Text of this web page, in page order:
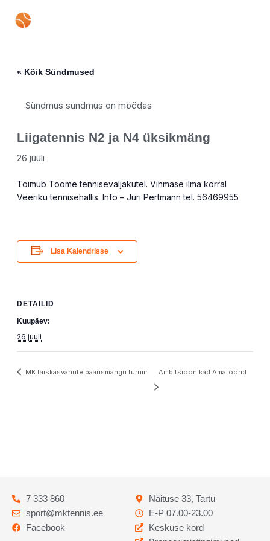
« Kõik Sündmused
Sündmus sündmus on möödas
Liigatennis N2 ja N4 üksikmäng
26 juuli
Toimub Toome tenniseväljakutel. Vihmase ilma korral
Veeriku tennisehallis. Info – Jüri Pertmann tel. 56469955
Lisa Kalendrisse
DETAILID
Kuupäev:
26 juuli
MK täiskasvanute paarismängu turniir Ambitsioonikad Amatöörid
7 333 860
sport@mktennis.ee
Facebook
Näituse 33, Tartu
E-P 07.00-23.00
Keskuse kord